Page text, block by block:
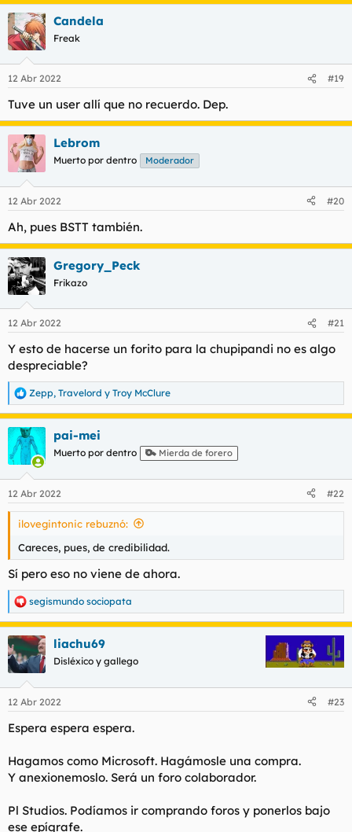
Candela
Freak
12 Abr 2022 #19
Tuve un user allí que no recuerdo. Dep.
Lebrom
Muerto por dentro Moderador
12 Abr 2022 #20
Ah, pues BSTT también.
Gregory_Peck
Frikazo
12 Abr 2022 #21
Y esto de hacerse un forito para la chupipandi no es algo
despreciable?
R
e
a
c
c
i
e
s
Zepp, Travelord y Troy McClure
pai-mei
Muerto por dentro Mierda de forero
12 Abr 2022 #22
ilovegintonic rebuznó:
Careces, pues, de credibilidad.
Sí pero eso no viene de ahora.
R
e
a
c
c
e
:
segismundo sociopata
liachu69
Disléxico y gallego
12 Abr 2022 #23
Espera espera espera.
Hagamos como Microsoft. Hagámosle una compra.
Y anexionemoslo. Será un foro colaborador.
Pl Studios. Podíamos ir comprando foros y ponerlos bajo
ese epígrafe.